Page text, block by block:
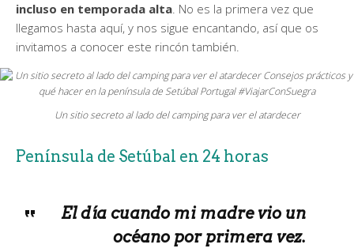
incluso en temporada alta. No es la primera vez que
llegamos hasta aquí, y nos sigue encantando, así que os
invitamos a conocer este rincón también.
Un sitio secreto al lado del camping para ver el atardecer
Península de Setúbal en 24 horas
El día cuando mi madre vio un
océano por primera vez.